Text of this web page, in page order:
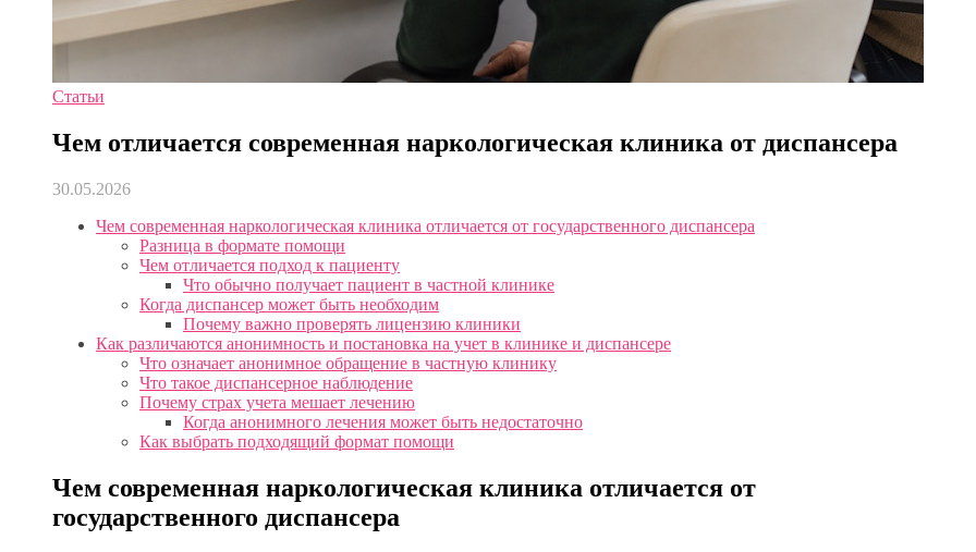
Статьи
Чем отличается современная наркологическая клиника от диспансера
30.05.2026
Чем современная наркологическая клиника отличается от государственного диспансера
Разница в формате помощи
Чем отличается подход к пациенту
Что обычно получает пациент в частной клинике
Когда диспансер может быть необходим
Почему важно проверять лицензию клиники
Как различаются анонимность и постановка на учет в клинике и диспансере
Что означает анонимное обращение в частную клинику
Что такое диспансерное наблюдение
Почему страх учета мешает лечению
Когда анонимного лечения может быть недостаточно
Как выбрать подходящий формат помощи
Чем современная наркологическая клиника отличается от
государственного диспансера